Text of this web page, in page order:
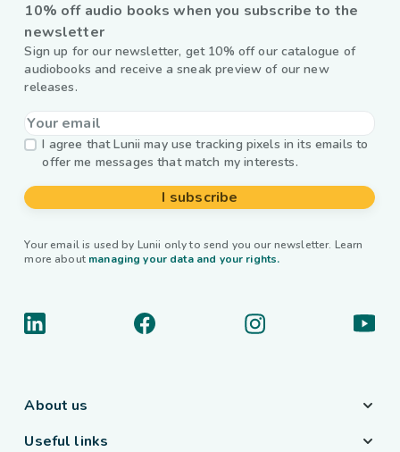
10% off audio books when you subscribe to the
newsletter
Sign up for our newsletter, get 10% off our catalogue of
audiobooks and receive a sneak preview of our new
releases.
I agree that Lunii may use tracking pixels in its emails to
offer me messages that match my interests.
I subscribe
Your email is used by Lunii only to send you our newsletter. Learn
more about managing your data and your rights.
About us
Useful links